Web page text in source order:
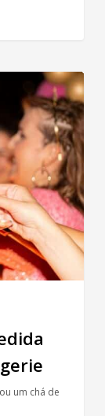
um chá de